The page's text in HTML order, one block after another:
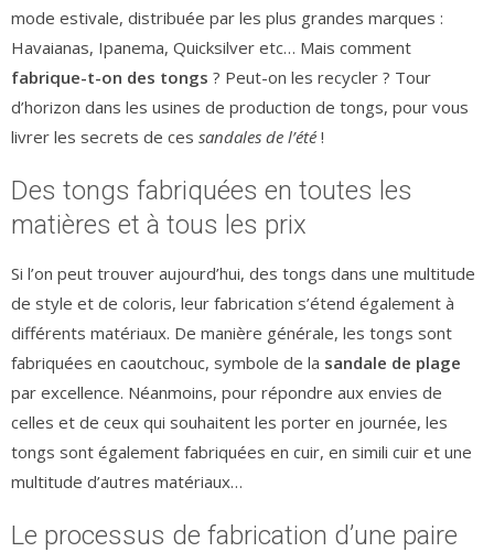
mode estivale, distribuée par les plus grandes marques :
Havaianas, Ipanema, Quicksilver etc… Mais comment
fabrique-t-on des tongs ? Peut-on les recycler ? Tour
d’horizon dans les usines de production de tongs, pour vous
livrer les secrets de ces sandales de l’été !
Des tongs fabriquées en toutes les
matières et à tous les prix
Si l’on peut trouver aujourd’hui, des tongs dans une multitude
de style et de coloris, leur fabrication s’étend également à
différents matériaux. De manière générale, les tongs sont
fabriquées en caoutchouc, symbole de la sandale de plage
par excellence. Néanmoins, pour répondre aux envies de
celles et de ceux qui souhaitent les porter en journée, les
tongs sont également fabriquées en cuir, en simili cuir et une
multitude d’autres matériaux…
Le processus de fabrication d’une paire